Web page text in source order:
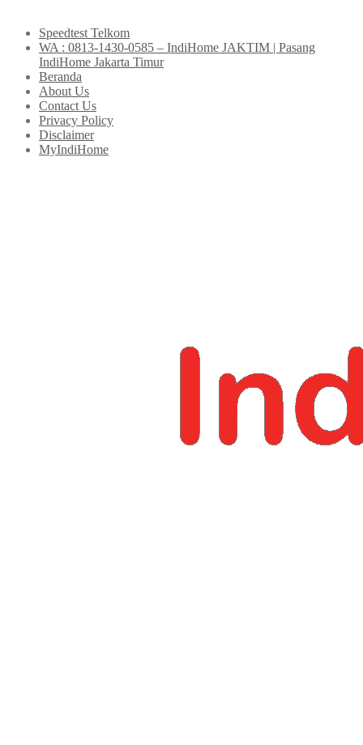
Speedtest Telkom
WA : 0813-1430-0585 – IndiHome JAKTIM | Pasang
IndiHome Jakarta Timur
Beranda
About Us
Contact Us
Privacy Policy
Disclaimer
MyIndiHome